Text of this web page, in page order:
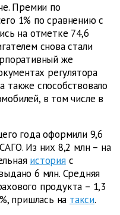
Премии по
1% по сравнению с
на отметке 74,6
снова стали
же
регулятора
также способствовало
в том числе в
года оформили 9,6
Из них 8,2 млн – на
историяс
6 млн. Средняя
продукта – 1,3
пришлась на такси.